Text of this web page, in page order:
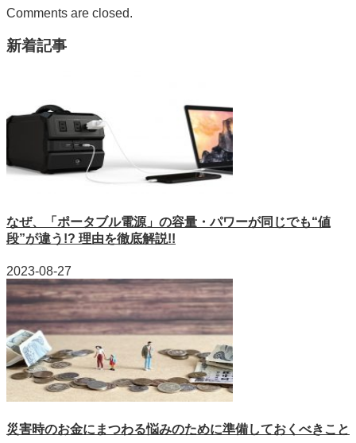
Comments are closed.
新着記事
なぜ、「ポータブル電源」の容量・パワーが同じでも“値
段”が違う!? 理由を徹底解説!!
2023-08-27
災害時のお金にまつわる悩みのために準備しておくべきこと